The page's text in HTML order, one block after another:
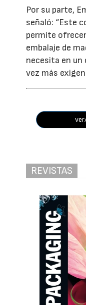
Por su parte,
señaló: “Este
permite
embalaje de
necesita en
vez más
REVISTAS